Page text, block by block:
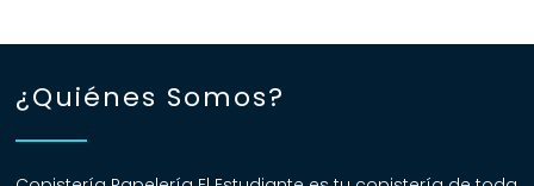
¿Quiénes Somos?